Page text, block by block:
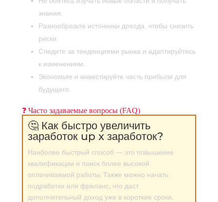
знания.
Разнообразьте источники дохода, чтобы снизить
риски.
Следите за тенденциями рынка и адаптируйтесь
к изменениям.
Экономьте и инвестируйте часть прибыли для
будущего.
❓ Часто задаваемые вопросы (FAQ)
🤔 Как быстро увеличить
заработок up x заработок?
Наиболее быстрый способ — это повышение
квалификации и поиск более высокой
оплачиваемой работы. Также можно начать
подработки или фриланс, что даст
дополнительный доход уже в короткие сроки.